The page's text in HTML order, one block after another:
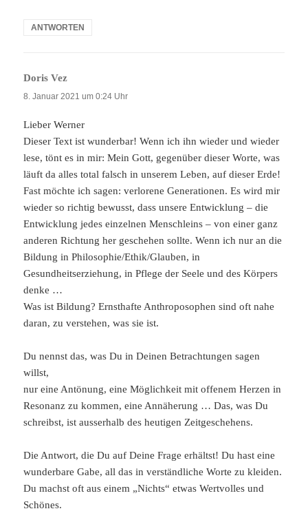
ANTWORTEN
Doris Vez
8. Januar 2021 um 0:24 Uhr
Lieber Werner
Dieser Text ist wunderbar! Wenn ich ihn wieder und wieder
lese, tönt es in mir: Mein Gott, gegenüber dieser Worte, was
läuft da alles total falsch in unserem Leben, auf dieser Erde!
Fast möchte ich sagen: verlorene Generationen. Es wird mir
wieder so richtig bewusst, dass unsere Entwicklung – die
Entwicklung jedes einzelnen Menschleins – von einer ganz
anderen Richtung her geschehen sollte. Wenn ich nur an die
Bildung in Philosophie/Ethik/Glauben, in
Gesundheitserziehung, in Pflege der Seele und des Körpers
denke …
Was ist Bildung? Ernsthafte Anthroposophen sind oft nahe
daran, zu verstehen, was sie ist.
Du nennst das, was Du in Deinen Betrachtungen sagen
willst,
nur eine Antönung, eine Möglichkeit mit offenem Herzen in
Resonanz zu kommen, eine Annäherung … Das, was Du
schreibst, ist ausserhalb des heutigen Zeitgeschehens.
Die Antwort, die Du auf Deine Frage erhältst! Du hast eine
wunderbare Gabe, all das in verständliche Worte zu kleiden.
Du machst oft aus einem „Nichts“ etwas Wertvolles und
Schönes.